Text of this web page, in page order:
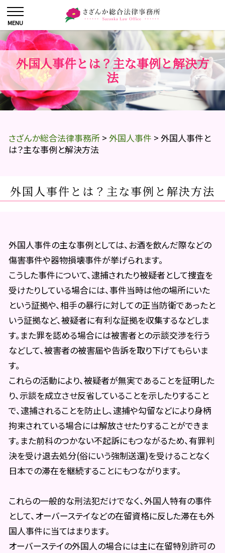
外国人事件とは？主な事例と解決方
法
さざんか総合法律事務所 > 外国人事件 > 外国人事件と
は？主な事例と解決方法
外国人事件とは？主な事例と解決方法
外国人事件の主な事例としては、お酒を飲んだ際などの
傷害事件や器物損壊事件が挙げられます。
こうした事件について、逮捕されたり被疑者として捜査を
受けたりしている場合には、事件当時は他の場所にいた
という証拠や、相手の暴行に対しての正当防衛であったと
いう証拠など、被疑者に有利な証拠を収集するなどしま
す。また罪を認める場合には被害者との示談交渉を行う
などして、被害者の被害届や告訴を取り下げてもらいま
す。
これらの活動により、被疑者が無実であることを証明した
り、示談を成立させ反省していることを示したりすること
で、逮捕されることを防止し、逮捕や勾留などにより身柄
拘束されている場合には解放させたりすることができま
す。また前科のつかない不起訴にもつながるため、有罪判
決を受け退去処分(俗にいう強制送還)を受けることなく
日本での滞在を継続することにもつながります。
これらの一般的な刑法犯だけでなく、外国人特有の事件
として、オーバーステイなどの在留資格に反した滞在も外
国人事件に当てはまります。
オーバーステイの外国人の場合には主に在留特別許可の